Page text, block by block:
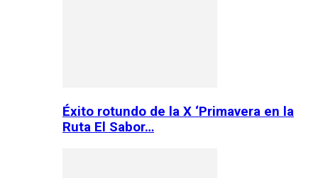
Éxito rotundo de la X ‘Primavera en la
Ruta El Sabor…